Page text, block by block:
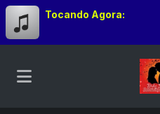
Tocando Agora: